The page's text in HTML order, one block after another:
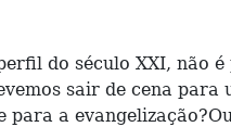
do século XXI, não
sair de cena
para a